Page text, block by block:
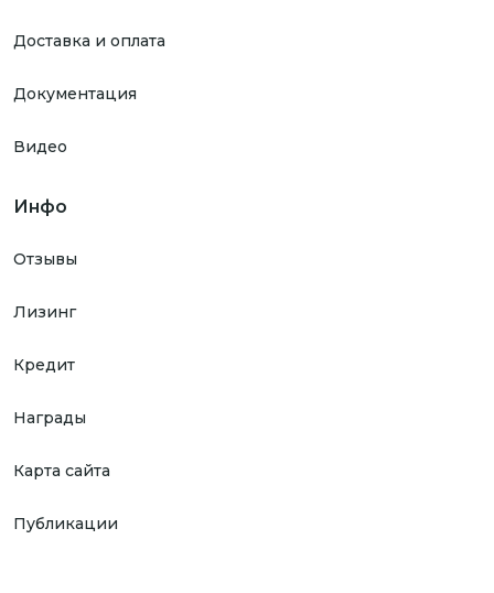
Доставка и оплата
Документация
Видео
Инфо
Отзывы
Лизинг
Кредит
Награды
Карта сайта
Публикации